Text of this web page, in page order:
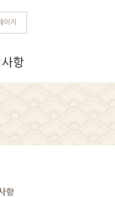
이지
항
항